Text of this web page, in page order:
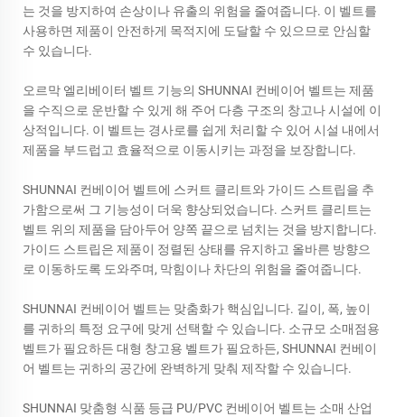
는 것을 방지하여 손상이나 유출의 위험을 줄여줍니다. 이 벨트를
사용하면 제품이 안전하게 목적지에 도달할 수 있으므로 안심할
수 있습니다.
오르막 엘리베이터 벨트 기능의 SHUNNAI 컨베이어 벨트는 제품
을 수직으로 운반할 수 있게 해 주어 다층 구조의 창고나 시설에 이
상적입니다. 이 벨트는 경사로를 쉽게 처리할 수 있어 시설 내에서
제품을 부드럽고 효율적으로 이동시키는 과정을 보장합니다.
SHUNNAI 컨베이어 벨트에 스커트 클리트와 가이드 스트립을 추
가함으로써 그 기능성이 더욱 향상되었습니다. 스커트 클리트는
벨트 위의 제품을 담아두어 양쪽 끝으로 넘치는 것을 방지합니다.
가이드 스트립은 제품이 정렬된 상태를 유지하고 올바른 방향으
로 이동하도록 도와주며, 막힘이나 차단의 위험을 줄여줍니다.
SHUNNAI 컨베이어 벨트는 맞춤화가 핵심입니다. 길이, 폭, 높이
를 귀하의 특정 요구에 맞게 선택할 수 있습니다. 소규모 소매점용
벨트가 필요하든 대형 창고용 벨트가 필요하든, SHUNNAI 컨베이
어 벨트는 귀하의 공간에 완벽하게 맞춰 제작할 수 있습니다.
SHUNNAI 맞춤형 식품 등급 PU/PVC 컨베이어 벨트는 소매 산업